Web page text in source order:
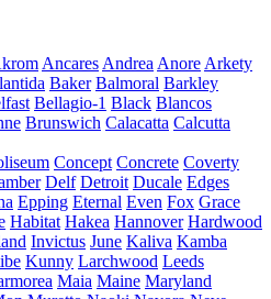
Ancares Andrea Anore Arkety
Baker Balmoral Barkley
Bellagio-1 Black Blancos
Brunswich Calacatta Calcutta
Concept Concrete Coverty
Delf Detroit Ducale Edges
Epping Eternal Even Fox Grace
Habitat Hakea Hannover Hardwood
Invictus June Kaliva Kamba
Kunny Larchwood Leeds
Maia Maine Maryland